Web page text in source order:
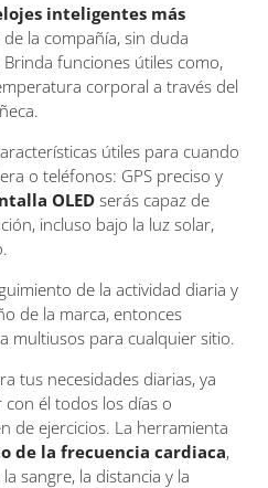
inteligentes más
la compañía, sin duda
Brinda funciones útiles como,
corporal a través del
útiles para cuando
o teléfonos: GPS preciso y
OLEDserás capaz de
incluso bajo la luz solar,
de la actividad diaria y
de la marca, entonces
multiusos para cualquier sitio.
tus necesidades diarias, ya
él todos los días o
de ejercicios. La herramienta
de la frecuencia cardiaca,
sangre, la distancia y la